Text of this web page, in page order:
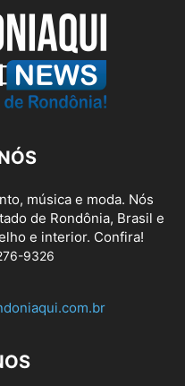
música e moda. Nós
de Rondônia, Brasil e
e interior. Confira!
9326